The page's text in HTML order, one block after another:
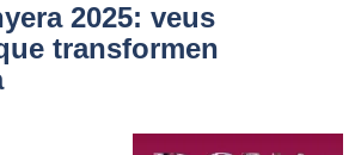
2025: veus
transformen